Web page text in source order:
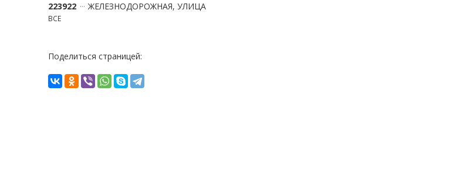
223922 ЖЕЛЕЗНОДОРОЖНАЯ, УЛИЦА
ВСЕ
Поделиться страницей: